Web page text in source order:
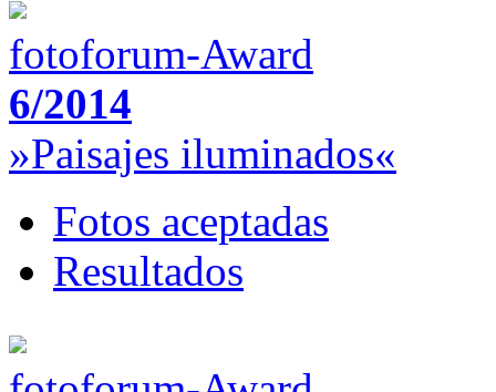
fotoforum-Award
6/2014
»Paisajes iluminados«
Fotos aceptadas
Resultados